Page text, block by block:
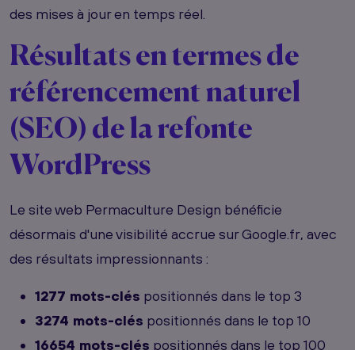
des mises à jour en temps réel.
Résultats en termes de
référencement naturel
(SEO) de la refonte
WordPress
Le site web Permaculture Design bénéficie
désormais d'une visibilité accrue sur Google.fr, avec
des résultats impressionnants :
1277 mots-clés positionnés dans le top 3
3274 mots-clés positionnés dans le top 10
16654 mots-clés positionnés dans le top 100